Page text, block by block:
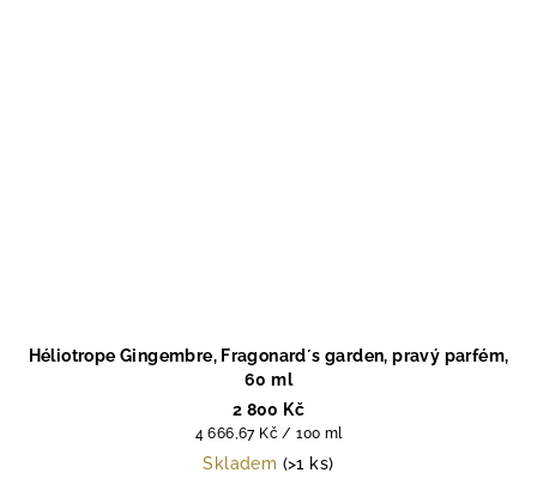
Héliotrope Gingembre, Fragonard´s garden, pravý parfém,
60 ml
2 800 Kč
Měrná
cena:
4 666,67 Kč / 100 ml
Skladem (>1 ks)